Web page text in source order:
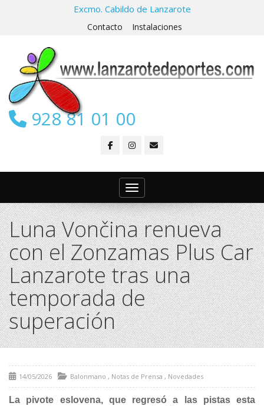
Excmo. Cabildo de Lanzarote
Contacto Instalaciones
928 81 01 00
Toggle navigation
Luna Vončina renueva
con el Zonzamas Plus Car
Lanzarote tras una
temporada de
superación
14/05/2026 Balonmano , Notas de Prensa , Novedades
La pivote eslovena, que regresó a las pistas esta